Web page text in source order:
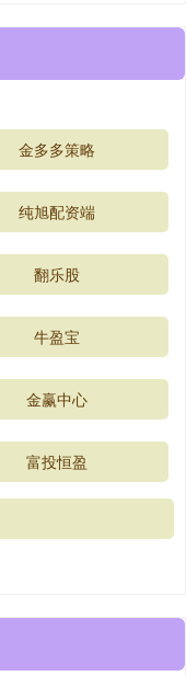
金多多策略
纯旭配资端
翻乐股
牛盈宝
金赢中心
富投恒盈